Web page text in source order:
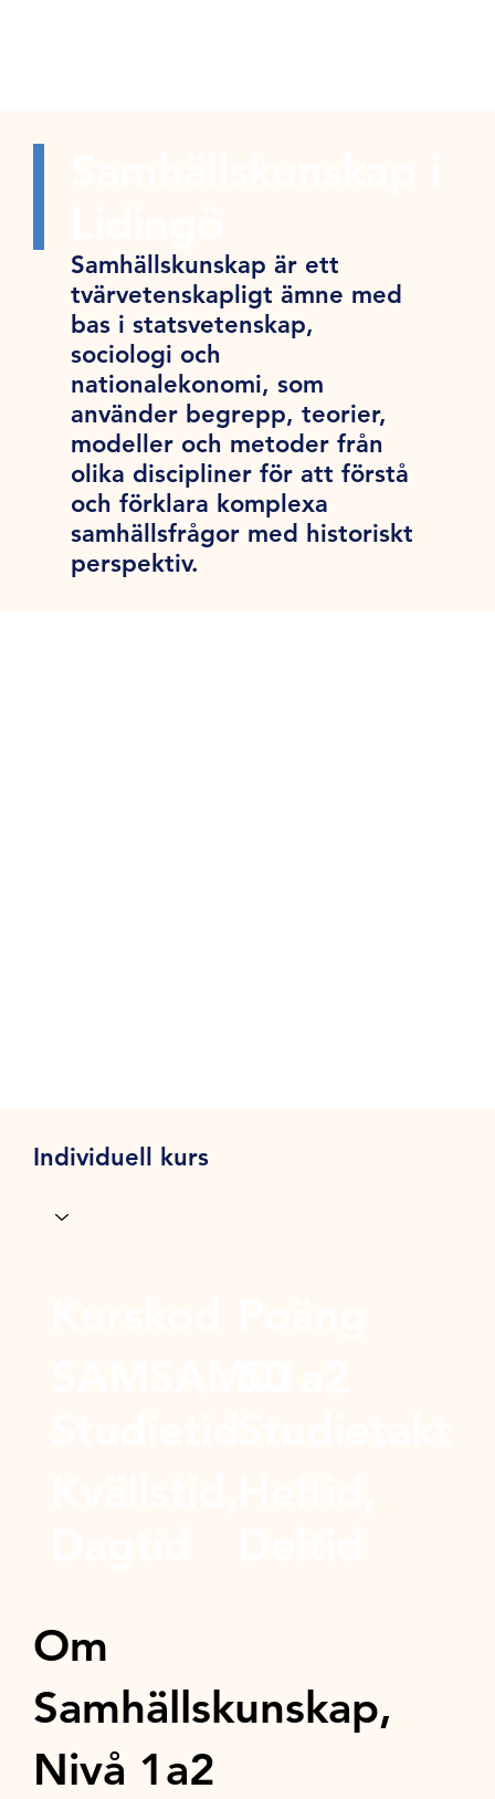
Samhällskunskap är ett
tvärvetenskapligt ämne med
bas i statsvetenskap,
sociologi och
nationalekonomi, som
använder begrepp, teorier,
modeller och metoder från
olika discipliner för att förstå
och förklara komplexa
samhällsfrågor med historiskt
perspektiv.
Individuell kurs
Om
Samhällskunskap,
Nivå 1a2